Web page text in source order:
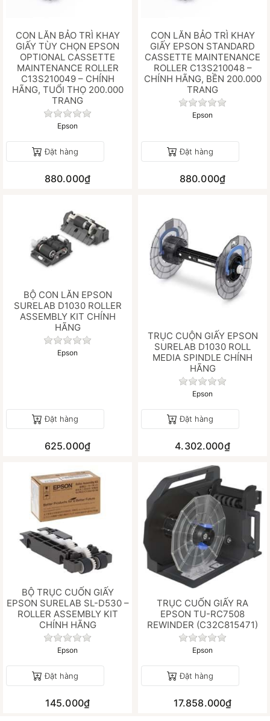
CON LĂN BẢO TRÌ KHAY
GIẤY TÙY CHỌN EPSON
OPTIONAL CASSETTE
MAINTENANCE ROLLER
C13S210049 – CHÍNH
HÃNG, TUỔI THỌ 200.000
TRANG
Chưa có đánh giá nào cho sản phẩm này.
Epson
Đặt hàng
880.000₫
CON LĂN BẢO TRÌ KHAY
GIẤY EPSON STANDARD
CASSETTE MAINTENANCE
ROLLER C13S210048 –
CHÍNH HÃNG, BỀN 200.000
TRANG
Chưa có đánh
Epson
Đặt hàng
880.000₫
BỘ CON LĂN EPSON
SURELAB D1030 ROLLER
ASSEMBLY KIT CHÍNH
HÃNG
Chưa có đánh giá nào cho sản phẩm này.
Epson
Đặt hàng
625.000₫
TRỤC CUỘN GIẤY EPSON
SURELAB D1030 ROLL
MEDIA SPINDLE CHÍNH
HÃNG
Chưa có đánh
Epson
Đặt hàng
4.302.000₫
BỘ TRỤC CUỐN GIẤY
EPSON SURELAB SL-D530 –
ROLLER ASSEMBLY KIT
CHÍNH HÃNG
Chưa có đánh giá nào cho sản phẩm này.
Epson
Đặt hàng
145.000₫
TRỤC CUỐN GIẤY RA
EPSON TU-RC7508
REWINDER (C32C815471)
Chưa có đánh
Epson
Đặt hàng
17.858.000₫